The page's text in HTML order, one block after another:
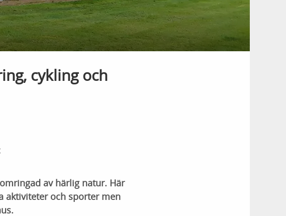
cykling och
av härlig natur. Här
aktiviteter och sporter men